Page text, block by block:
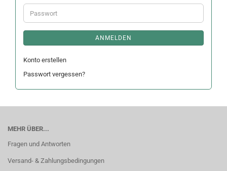
Adresse
Passwort
ANMELDEN
Konto erstellen
Passwort vergessen?
MEHR ÜBER...
Fragen und Antworten
Versand- & Zahlungsbedingungen